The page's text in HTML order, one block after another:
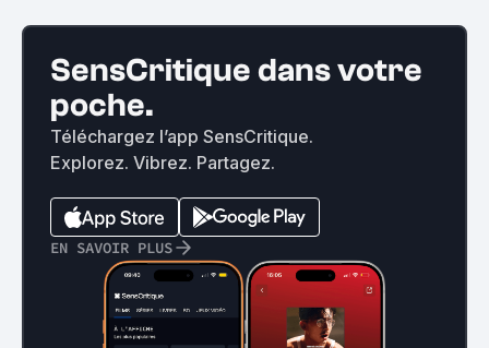
SensCritique dans votre
poche.
Téléchargez l’app SensCritique.
Explorez. Vibrez. Partagez.
EN SAVOIR PLUS